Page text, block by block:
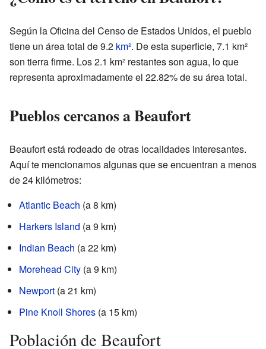
Según la Oficina del Censo de Estados Unidos, el pueblo
tiene un área total de 9.2 km². De esta superficie, 7.1 km²
son tierra firme. Los 2.1 km² restantes son agua, lo que
representa aproximadamente el 22.82% de su área total.
Pueblos cercanos a Beaufort
Beaufort está rodeado de otras localidades interesantes.
Aquí te mencionamos algunas que se encuentran a menos
de 24 kilómetros:
Atlantic Beach (a 8 km)
Harkers Island (a 9 km)
Indian Beach (a 22 km)
Morehead City (a 9 km)
Newport (a 21 km)
Pine Knoll Shores (a 15 km)
Población de Beaufort